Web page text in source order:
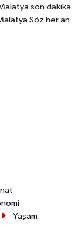
son dakika
Söz her an
Yaşam